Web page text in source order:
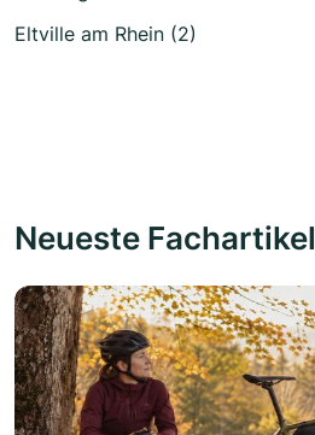
Eltville am Rhein (2)
Neueste Fachartikel